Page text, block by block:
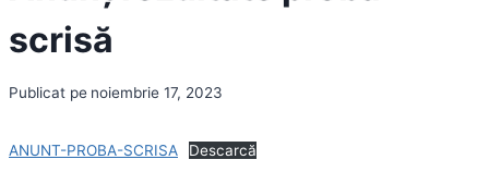
scrisă
Publicat pe noiembrie 17, 2023
ANUNT-PROBA-SCRISA Descarcă